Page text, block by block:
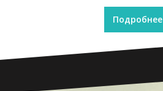
Подробнее